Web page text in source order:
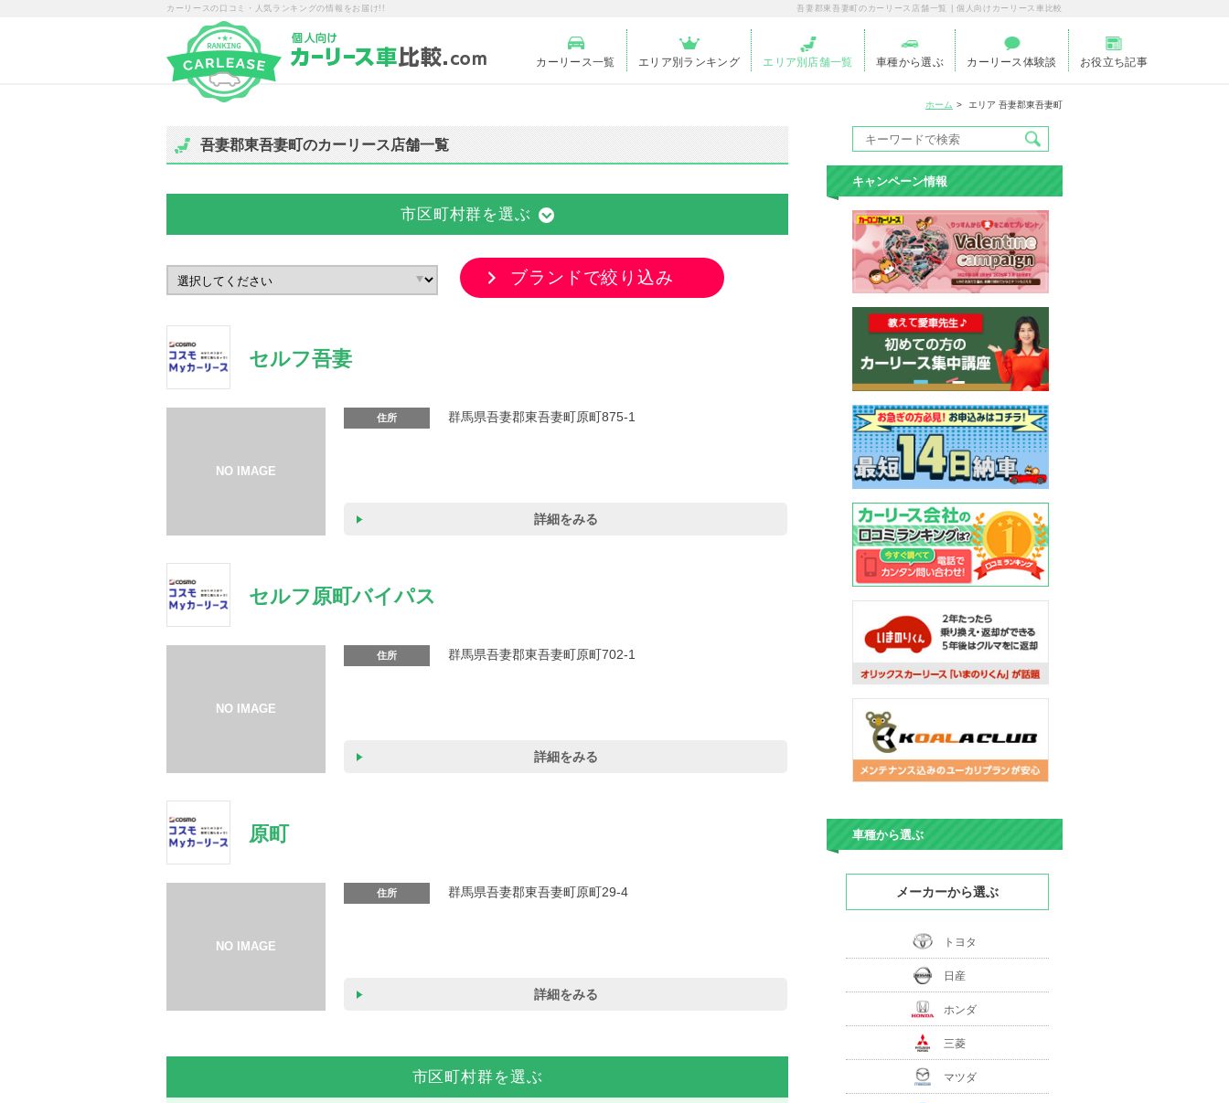
カーリースの口コミ・人気ランキングの情報をお届け!! 吾妻郡東吾妻町のカーリース店舗一覧 | 個人向けカーリース車比較
カーリース一覧 エリア別ランキング エリア別店舗一覧 車種から選ぶ カーリース体験談 お役立ち記事
ホーム エリア 吾妻郡東吾妻町
吾妻郡東吾妻町のカーリース店舗一覧
市区町村群を選ぶ
ブランドで絞り込み
セルフ吾妻
住所 群馬県吾妻郡東吾妻町原町875-1
詳細をみる
セルフ原町バイパス
住所 群馬県吾妻郡東吾妻町原町702-1
詳細をみる
原町
住所 群馬県吾妻郡東吾妻町原町29-4
詳細をみる
市区町村群を選ぶ
キャンペーン情報
車種から選ぶ
メーカーから選ぶ
トヨタ
日産
ホンダ
三菱
マツダ